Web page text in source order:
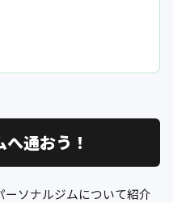
通おう！
ソナルジムについて紹介